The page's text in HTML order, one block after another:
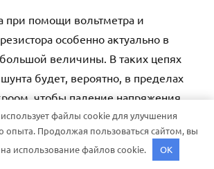
при помощи вольтметра и
особенно актуально в
величины. В таких цепях
будет, вероятно, в пределах
чтобы падение напряжения
было минимальным.
такой малой величины можно
использует файлы cookie для улучшения
опыта. Продолжая пользоваться сайтом, вы
на использование файлов cookie.
OK